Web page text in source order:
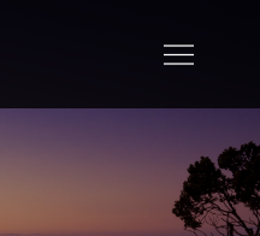
aliciaskokbok.se
Aliciaskokbok.se – allt du behöver
veta om mat